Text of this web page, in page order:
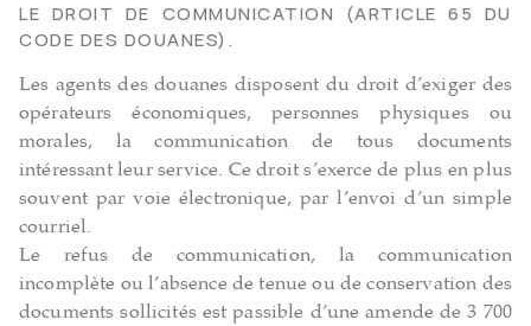
LE DROIT DE COMMUNICATION (ARTICLE 65 DU
CODE DES DOUANES).
Les agents des douanes disposent du droit d’exiger des
opérateurs économiques, personnes physiques ou
morales, la communication de tous documents
intéressant leur service. Ce droit s’exerce de plus en plus
souvent par voie électronique, par l’envoi d’un simple
courriel.
Le refus de communication, la communication
incomplète ou l’absence de tenue ou de conservation des
documents sollicités est passible d’une amende de 3 700